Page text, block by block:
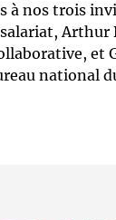
à nos trois
Arthur
et
national